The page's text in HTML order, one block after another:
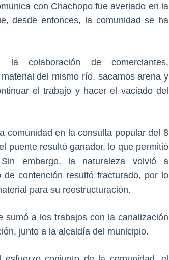
con Chachopo fue averiado en la
desde entonces, la comunidad se ha
la colaboración de comerciantes,
del mismo río, sacamos arena y
el trabajo y hacer el vaciado del
comunidad en la consulta popular del 8
puente resultó ganador, lo que permitió
embargo, la naturaleza volvió a
contención resultó fracturado, por lo
para su reestructuración.
sumó a los trabajos con la canalización
junto a la alcaldía del municipio.